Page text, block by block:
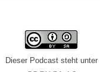
Dieser Podcast steht unter